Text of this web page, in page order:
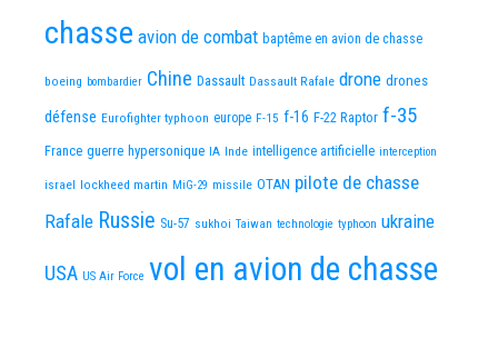
chasse avion de combat baptême en avion de chasse
boeing bombardier Chine Dassault Dassault Rafale drone drones
défense Eurofighter typhoon europe F-15 f-16 F-22 Raptor f-35
France guerre hypersonique IA Inde intelligence artificielle interception
israel lockheed martin MiG-29 missile OTAN pilote de chasse
Rafale Russie Su-57 sukhoi Taiwan technologie typhoon ukraine
USA US Air Force vol en avion de chasse